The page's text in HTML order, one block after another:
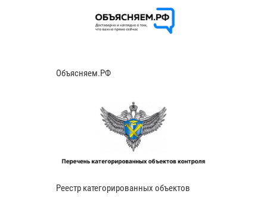
Объясняем.РФ
Реестр категорированных объектов